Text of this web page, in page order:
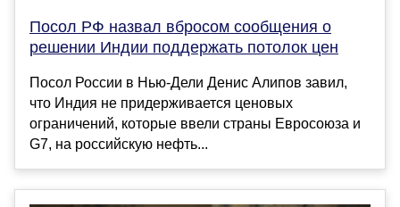
Посол РФ назвал вбросом сообщения о
решении Индии поддержать потолок цен
Посол России в Нью-Дели Денис Алипов завил,
что Индия не придерживается ценовых
ограничений, которые ввели страны Евросоюза и
G7, на российскую нефть...